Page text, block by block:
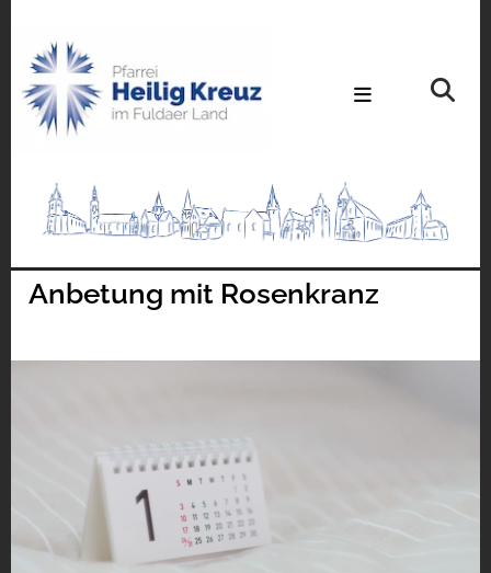
Anbetung mit Rosenkranz